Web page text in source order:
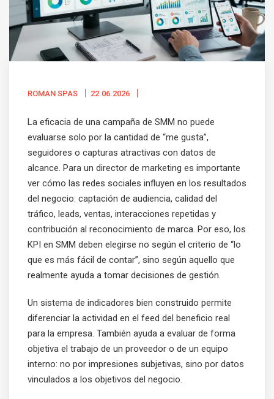
ROMAN SPAS 22.06.2026
La eficacia de una campaña de SMM no puede
evaluarse solo por la cantidad de “me gusta”,
seguidores o capturas atractivas con datos de
alcance. Para un director de marketing es importante
ver cómo las redes sociales influyen en los resultados
del negocio: captación de audiencia, calidad del
tráfico, leads, ventas, interacciones repetidas y
contribución al reconocimiento de marca. Por eso, los
KPI en SMM deben elegirse no según el criterio de “lo
que es más fácil de contar”, sino según aquello que
realmente ayuda a tomar decisiones de gestión.
Un sistema de indicadores bien construido permite
diferenciar la actividad en el feed del beneficio real
para la empresa. También ayuda a evaluar de forma
objetiva el trabajo de un proveedor o de un equipo
interno: no por impresiones subjetivas, sino por datos
vinculados a los objetivos del negocio.